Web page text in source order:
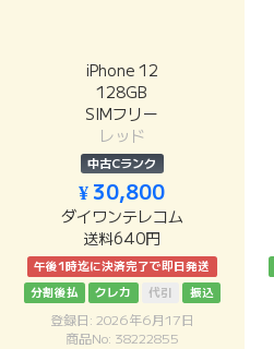
iPhone 12
128GB
SIMフリー
レッド
中古Cランク
¥ 30,800
ダイワンテレコム
送料640円
午後1時迄に決済完了で即日発送
分割後払
クレカ 代引 振込
登録日: 2026年6月17日
商品No: 38222855